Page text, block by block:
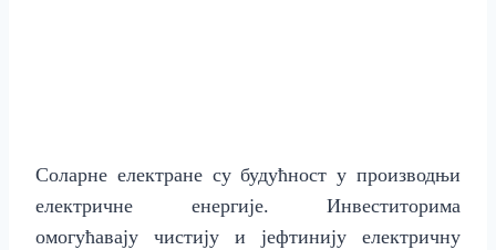
Соларне електране су будућност у производњи
електричне енергије.
Инвеститорима
омогућавају чистију и јефтинију електричну